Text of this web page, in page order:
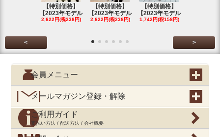
【特別価格】
【2023年モデル
2,622円(税238円)
【特別価格】
【2023年モデル
2,622円(税238円)
【特別価格】
【2023年モデル
1,742円(税158円)
< >
会員メニュー
メールマガジン登録・解除
ご利用ガイド
支払い方法 / 配送方法 / 会社概要